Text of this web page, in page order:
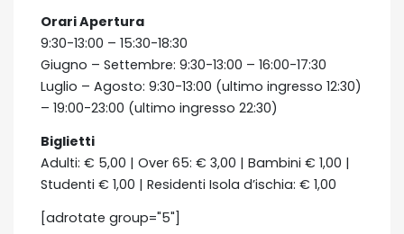
Orari Apertura
9:30-13:00 – 15:30-18:30
Giugno – Settembre: 9:30-13:00 – 16:00-17:30
Luglio – Agosto: 9:30-13:00 (ultimo ingresso 12:30)
– 19:00-23:00 (ultimo ingresso 22:30)
Biglietti
Adulti: € 5,00 | Over 65: € 3,00 | Bambini € 1,00 |
Studenti € 1,00 | Residenti Isola d’ischia: € 1,00
[adrotate group="5"]